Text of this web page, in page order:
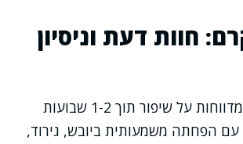
חוות דעת וניסיון
רוב המשתמשות מדווחות על שיפור תוך 1-2 שבועות
עם הפחתה משמעותית ביובש, גירוד,